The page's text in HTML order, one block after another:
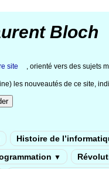
Bloch
site , orienté vers des sujets
les nouveautés de ce site,
Histoire de
▼